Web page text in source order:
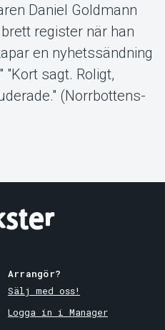
Daniel Goldmann
register när han
en nyhetssändning
sagt. Roligt,
(Norrbottens-
Arrangör?
Sälj med oss!
Logga in i Manager